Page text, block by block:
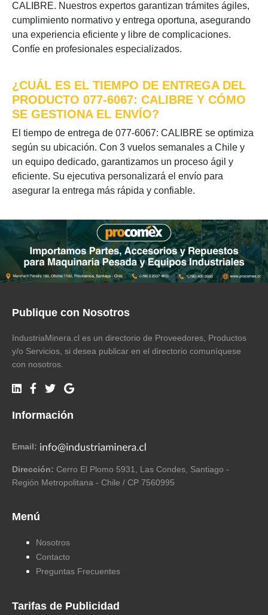
CALIBRE. Nuestros expertos garantizan trámites ágiles,
cumplimiento normativo y entrega oportuna, asegurando
una experiencia eficiente y libre de complicaciones.
Confíe en profesionales especializados.
¿CUÁL ES EL TIEMPO DE ENTREGA DEL
PRODUCTO 077-6067: CALIBRE Y CÓMO
SE GESTIONA EL ENVÍO?
El tiempo de entrega de 077-6067: CALIBRE se optimiza
según su ubicación. Con 3 vuelos semanales a Chile y
un equipo dedicado, garantizamos un proceso ágil y
eficiente. Su ejecutiva personalizará el envío para
asegurar la entrega más rápida y confiable.
Publique con Nosotros
IndustriaMinera.cl es un directorio de Proveedores, Productos
y/o Servicios, si desea publicar en el directorio comuníquese
con nosotros.
Información
Email:
Dirección: Cerro El Plomo 5931, Las Condes, Santiago -
Región Metropolitana - Chile / CP 7560995
Menú
Nosotros
Contacto
Preguntas Frecuentes
Tarifas de Publicidad